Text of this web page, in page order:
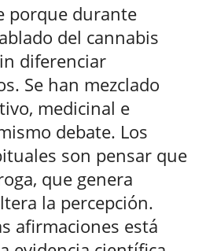
porque durante
del cannabis
diferenciar
Se han mezclado
medicinal e
debate. Los
son pensar que
que genera
la percepción.
afirmaciones está